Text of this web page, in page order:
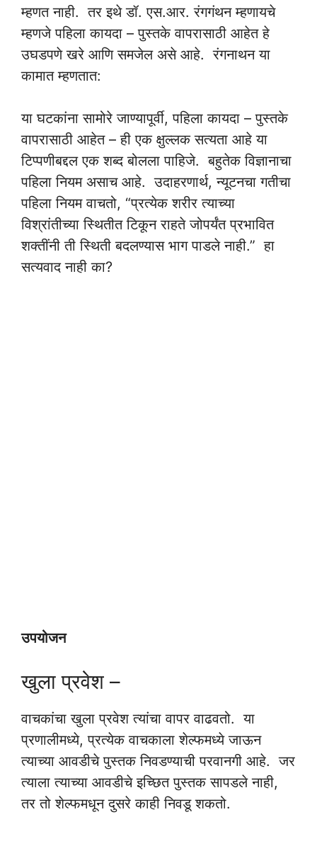
म्हणत नाही. तर इथे डॉ. एस.आर. रंगगंथन म्हणायचे
म्हणजे पहिला कायदा – पुस्तके वापरासाठी आहेत हे
उघडपणे खरे आणि समजेल असे आहे. रंगनाथन या
कामात म्हणतात:
या घटकांना सामोरे जाण्यापूर्वी, पहिला कायदा – पुस्तके
वापरासाठी आहेत – ही एक क्षुल्लक सत्यता आहे या
टिप्पणीबद्दल एक शब्द बोलला पाहिजे. बहुतेक विज्ञानाचा
पहिला नियम असाच आहे. उदाहरणार्थ, न्यूटनचा गतीचा
पहिला नियम वाचतो, “प्रत्येक शरीर त्याच्या
विश्रांतीच्या स्थितीत टिकून राहते जोपर्यंत प्रभावित
शक्तींनी ती स्थिती बदलण्यास भाग पाडले नाही.” हा
सत्यवाद नाही का?
उपयोजन
खुला प्रवेश –
वाचकांचा खुला प्रवेश त्यांचा वापर वाढवतो. या
प्रणालीमध्ये, प्रत्येक वाचकाला शेल्फमध्ये जाऊन
त्याच्या आवडीचे पुस्तक निवडण्याची परवानगी आहे. जर
त्याला त्याच्या आवडीचे इच्छित पुस्तक सापडले नाही,
तर तो शेल्फमधून दुसरे काही निवडू शकतो.